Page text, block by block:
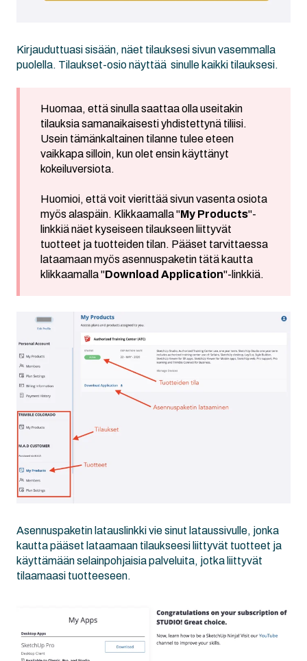
Kirjauduttuasi sisään, näet tilauksesi sivun vasemmalla
puolella. Tilaukset-osio näyttää sinulle kaikki tilauksesi.
Huomaa, että sinulla saattaa olla useitakin
tilauksia samanaikaisesti yhdistettynä tiliisi.
Usein tämänkaltainen tilanne tulee eteen
vaikkapa silloin, kun olet ensin käyttänyt
kokeiluversiota.
Huomioi, että voit vierittää sivun vasenta osiota
myös alaspäin. Klikkaamalla "My Products"-
linkkiä näet kyseiseen tilaukseen liittyvät
tuotteet ja tuotteiden tilan. Pääset tarvittaessa
lataamaan myös asennuspaketin tätä kautta
klikkaamalla "Download Application"-linkkiä.
Asennuspaketin latauslinkki vie sinut lataussivulle, jonka
kautta pääset lataamaan tilaukseesi liittyvät tuotteet ja
käyttämään selainpohjaisia palveluita, jotka liittyvät
tilaamaasi tuotteeseen.